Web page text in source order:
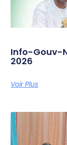
Info-Gouv-
2026
Voir Plus